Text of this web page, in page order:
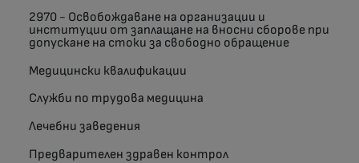
2970 - Освобождаване на организации и
институции от заплащане на вносни сборове при
допускане на стоки за свободно обращение
Медицински квалификации
Служби по трудова медицина
Лечебни заведения
Предварителен здравен контрол